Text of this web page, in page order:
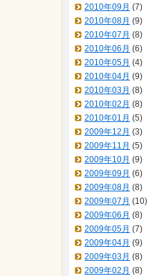
2010年09月 (7)
2010年08月 (9)
2010年07月 (8)
2010年06月 (6)
2010年05月 (4)
2010年04月 (9)
2010年03月 (8)
2010年02月 (8)
2010年01月 (5)
2009年12月 (3)
2009年11月 (5)
2009年10月 (9)
2009年09月 (6)
2009年08月 (8)
2009年07月 (10)
2009年06月 (8)
2009年05月 (7)
2009年04月 (9)
2009年03月 (8)
2009年02月 (8)